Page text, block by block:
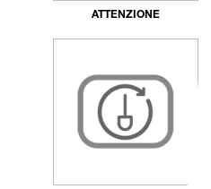
ATTENZIONE